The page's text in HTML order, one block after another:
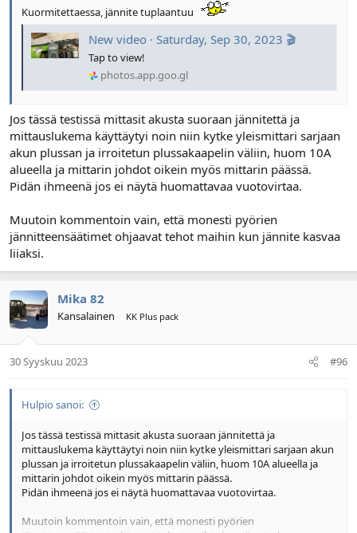
Kuormitettaessa, jännite tuplaantuu
New video · Saturday, Sep 30, 2023 🎬
Tap to view!
photos.app.goo.gl
Jos tässä testissä mittasit akusta suoraan jännitettä ja
mittauslukema käyttäytyi noin niin kytke yleismittari sarjaan
akun plussan ja irroitetun plussakaapelin väliin, huom 10A
alueella ja mittarin johdot oikein myös mittarin päässä.
Pidän ihmeenä jos ei näytä huomattavaa vuotovirtaa.
Muutoin kommentoin vain, että monesti pyörien
jännitteensäätimet ohjaavat tehot maihin kun jännite kasvaa
liiaksi.
Mika 82
Kansalainen KK Plus pack
30 Syyskuu 2023 #96
Hulpio sanoi:
Jos tässä testissä mittasit akusta suoraan jännitettä ja
mittauslukema käyttäytyi noin niin kytke yleismittari sarjaan akun
plussan ja irroitetun plussakaapelin väliin, huom 10A alueella ja
mittarin johdot oikein myös mittarin päässä.
Pidän ihmeenä jos ei näytä huomattavaa vuotovirtaa.
Muutoin kommentoin vain, että monesti pyörien